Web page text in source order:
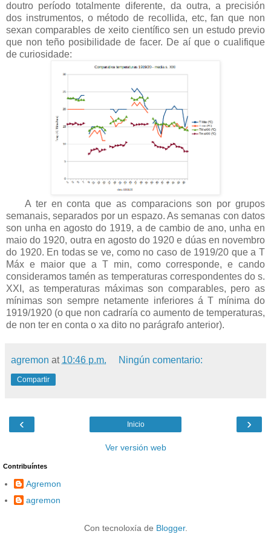
doutro período totalmente diferente, da outra, a precisión
dos instrumentos, o método de recollida, etc, fan que non
sexan comparables de xeito científico sen un estudo previo
que non teño posibilidade de facer. De aí que o cualifique
de curiosidade:
A ter en conta que as comparacions son por grupos
semanais, separados por un espazo. As semanas con datos
son unha en agosto do 1919, a de cambio de ano, unha en
maio do 1920, outra en agosto do 1920 e dúas en novembro
do 1920. En todas se ve, como no caso de 1919/20 que a T
Máx e maior que a T min, como corresponde, e cando
consideramos tamén as temperaturas correspondentes do s.
XXI, as temperaturas máximas son comparables, pero as
mínimas son sempre netamente inferiores á T mínima do
1919/1920 (o que non cadraría co aumento de temperaturas,
de non ter en conta o xa dito no parágrafo anterior).
agremon at 10:46 p.m. Ningún comentario:
Compartir
‹ ›
Inicio
Ver versión web
Contribuíntes
Agremon
agremon
Con tecnoloxía de Blogger.